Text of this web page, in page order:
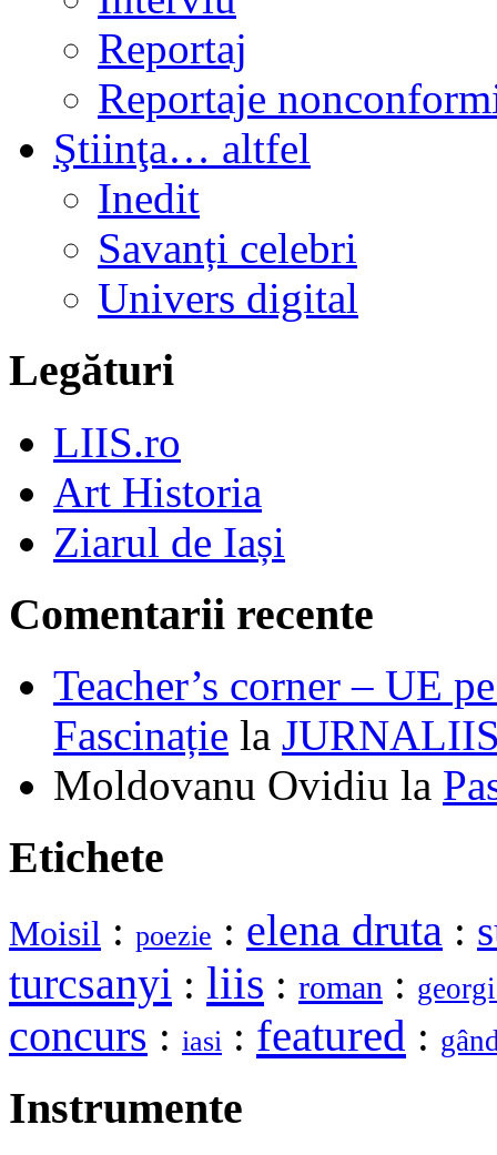
Reportaj
Reportaje
Ştiinţa… altfel
Inedit
Savanți celebri
Univers digital
Legături
LIIS.ro
Art Historia
Ziarul de Iași
Comentarii recente
Teacher’s corner – UE
Fascinație la
Moldovanu Ovidiu la
Etichete
Moisil : poezie : elena druta :
turcsanyi : liis : roman :
concurs : iasi : featured :
Instrumente